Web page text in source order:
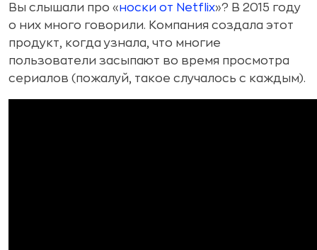
Вы слышали про «носки от Netflix»? В 2015 году
о них много говорили. Компания создала этот
продукт, когда узнала, что многие
пользователи засыпают во время просмотра
сериалов (пожалуй, такое случалось с каждым).